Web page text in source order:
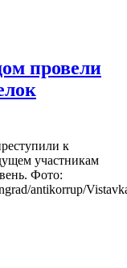
провели
к
участникам
Фото:
antikorrup/